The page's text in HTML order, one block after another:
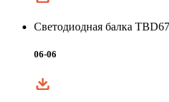
Светодиодная балка
06-06